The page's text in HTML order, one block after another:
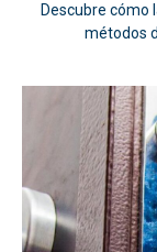
Descubre cómo
métodos